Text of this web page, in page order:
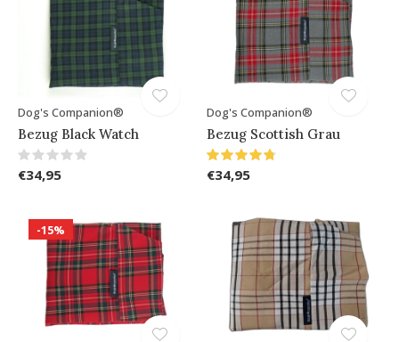
Dog's Companion®
Bezug Black Watch
€34,95
Dog's Companion®
Bezug Scottish Grau
€34,95
-15%